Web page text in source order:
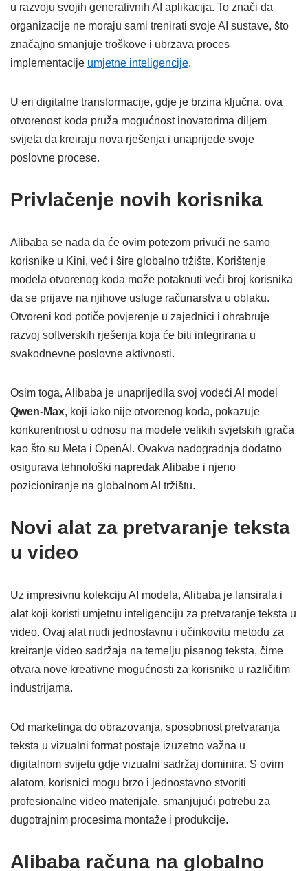
u razvoju svojih generativnih AI aplikacija. To znači da
organizacije ne moraju sami trenirati svoje AI sustave, što
značajno smanjuje troškove i ubrzava proces
implementacije umjetne inteligencije.
U eri digitalne transformacije, gdje je brzina ključna, ova
otvorenost koda pruža mogućnost inovatorima diljem
svijeta da kreiraju nova rješenja i unaprijede svoje
poslovne procese.
Privlačenje novih korisnika
Alibaba se nada da će ovim potezom privući ne samo
korisnike u Kini, već i šire globalno tržište. Korištenje
modela otvorenog koda može potaknuti veći broj korisnika
da se prijave na njihove usluge računarstva u oblaku.
Otvoreni kod potiče povjerenje u zajednici i ohrabruje
razvoj softverskih rješenja koja će biti integrirana u
svakodnevne poslovne aktivnosti.
Osim toga, Alibaba je unaprijedila svoj vodeći AI model
Qwen-Max, koji iako nije otvorenog koda, pokazuje
konkurentnost u odnosu na modele velikih svjetskih igrača
kao što su Meta i OpenAI. Ovakva nadogradnja dodatno
osigurava tehnološki napredak Alibabe i njeno
pozicioniranje na globalnom AI tržištu.
Novi alat za pretvaranje teksta
u video
Uz impresivnu kolekciju AI modela, Alibaba je lansirala i
alat koji koristi umjetnu inteligenciju za pretvaranje teksta u
video. Ovaj alat nudi jednostavnu i učinkovitu metodu za
kreiranje video sadržaja na temelju pisanog teksta, čime
otvara nove kreativne mogućnosti za korisnike u različitim
industrijama.
Od marketinga do obrazovanja, sposobnost pretvaranja
teksta u vizualni format postaje izuzetno važna u
digitalnom svijetu gdje vizualni sadržaj dominira. S ovim
alatom, korisnici mogu brzo i jednostavno stvoriti
profesionalne video materijale, smanjujući potrebu za
dugotrajnim procesima montaže i produkcije.
Alibaba računa na globalno